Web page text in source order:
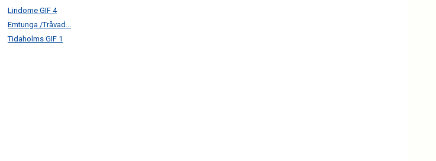
Lindome GIF 4
Emtunga /Tråvad...
Tidaholms GIF 1